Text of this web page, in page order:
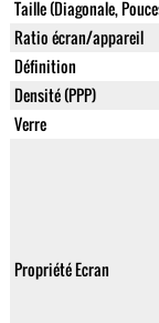
Taille (Diagonale,
Ratio écran/appareil
Définition
Densité (PPP)
Verre
Propriété Ecran